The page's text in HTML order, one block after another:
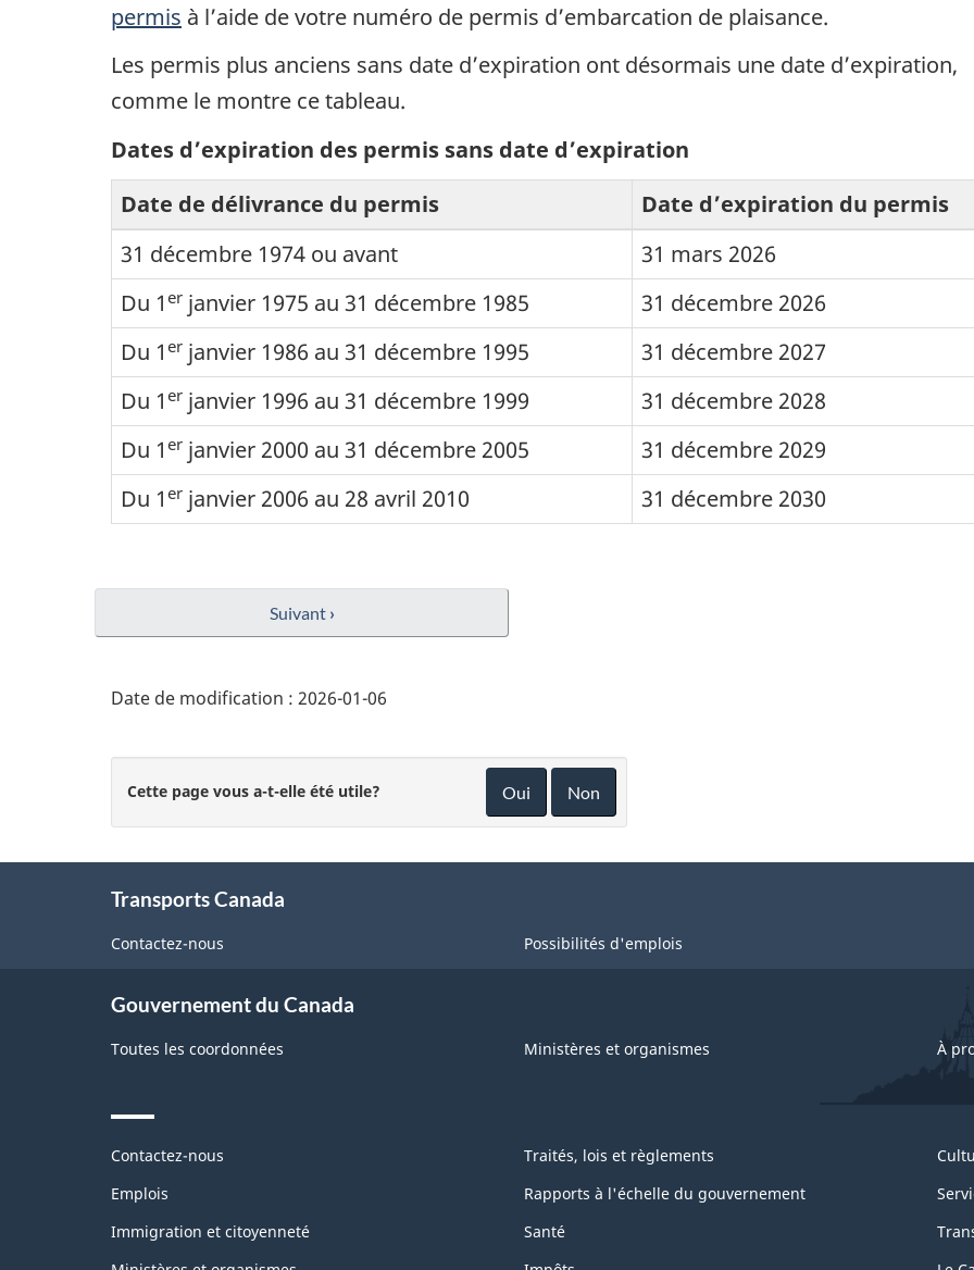
permis à l’aide de votre numéro de permis d’embarcation de plaisance.
Les permis plus anciens sans date d’expiration ont désormais une date d’expiration,
comme le montre ce tableau.
Dates d’expiration des permis sans date d’expiration
Date de délivrance du permis
Date d’expiration du permis
31 décembre 1974 ou avant
31 mars 2026
Du 1 er janvier 1975 au 31 décembre 1985
31 décembre 2026
Du 1 er janvier 1986 au 31 décembre 1995
31 décembre 2027
Du 1 er janvier 1996 au 31 décembre 1999
31 décembre 2028
Du 1 er janvier 2000 au 31 décembre 2005
31 décembre 2029
Du 1 er janvier 2006 au 28 avril 2010 31 décembre 2030
Suivant ›
Date de modification : 2026-01-06
Cette page vous a-t-elle été utile? Oui Non
Transports Canada
Contactez-nous Possibilités d'emplois
Gouvernement du Canada
Toutes les coordonnées Ministères et organismes À
Themes
topics
Contactez-nous
Emplois
Immigration et citoyenneté
Traités, lois et règlements
Rapports à l'échelle du gouvernement
Santé